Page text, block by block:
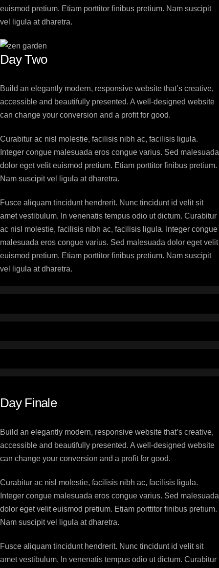
euismod pretium. Etiam porttitor finibus pretium. Nam suscipit
vel ligula at dharetra.
Day Two
Build an elegantly modern, responsive website that’s creative,
accessible and beautifully presented. A well-designed website
can change your conversion and a profit for good.
Curabitur ac nisl molestie, facilisis nibh ac, facilisis ligula.
Integer congue malesuada eros congue varius. Sed malesuada
dolor eget velit euismod pretium. Etiam porttitor finibus pretium.
Nam suscipit vel ligula at dharetra.
Fusce aliquam tincidunt hendrerit. Nunc tincidunt id velit sit
amet vestibulum. In venenatis tempus odio ut dictum. Curabitur
ac nisl molestie, facilisis nibh ac, facilisis ligula. Integer congue
malesuada eros congue varius. Sed malesuada dolor eget velit
euismod pretium. Etiam porttitor finibus pretium. Nam suscipit
vel ligula at dharetra.
Day Finale
Build an elegantly modern, responsive website that’s creative,
accessible and beautifully presented. A well-designed website
can change your conversion and a profit for good.
Curabitur ac nisl molestie, facilisis nibh ac, facilisis ligula.
Integer congue malesuada eros congue varius. Sed malesuada
dolor eget velit euismod pretium. Etiam porttitor finibus pretium.
Nam suscipit vel ligula at dharetra.
Fusce aliquam tincidunt hendrerit. Nunc tincidunt id velit sit
amet vestibulum. In venenatis tempus odio ut dictum. Curabitur